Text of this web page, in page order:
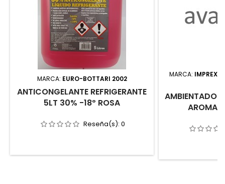
MARCA: EURO-BOTTARI 2002
ANTICONGELANTE REFRIGERANTE
5LT 30% -18º ROSA
Reseña(s): 0
MARCA: IMPREX
AMBIENTADOR
AROMA